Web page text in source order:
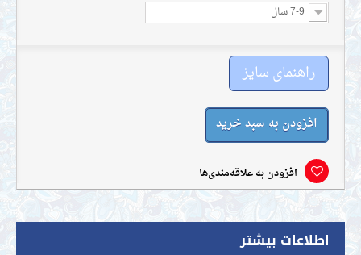
7-9 سال
راهنمای سایز
افزودن به سبد خرید
افزودن به علاقه‌مندی‌ها